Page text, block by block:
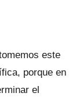
este
porque en
el